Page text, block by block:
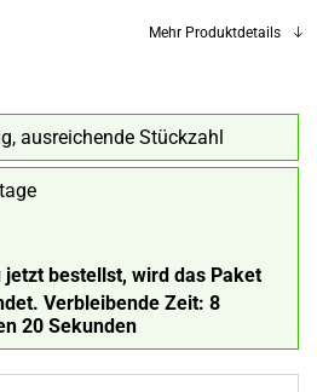
Mehr Produktdetails
ausreichende Stückzahl
jetzt bestellst, wird das Paket
Verbleibende Zeit: 8
19 Sekunden